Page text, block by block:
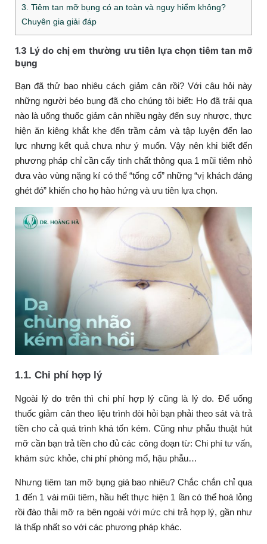
3. Tiêm tan mỡ bụng có an toàn và nguy hiểm không?
Chuyên gia giải đáp
1.3 Lý do chị em thường ưu tiên lựa chọn tiêm tan mỡ
bụng
Bạn đã thử bao nhiêu cách giảm cân rồi? Với câu hỏi này
những người béo bụng đã cho chúng tôi biết: Họ đã trải qua
nào là uống thuốc giảm cân nhiều ngày đến suy nhược, thực
hiện ăn kiêng khắt khe đến trầm cảm và tập luyện đến lao
lực nhưng kết quả chưa như ý muốn. Vậy nên khi biết đến
phương pháp chỉ cần cấy tinh chất thông qua 1 mũi tiêm nhỏ
đưa vào vùng nặng kí có thể “tống cổ” những “vị khách đáng
ghét đó” khiến cho họ hào hứng và ưu tiên lựa chọn.
1.1. Chi phí hợp lý
Ngoài lý do trên thì chi phí hợp lý cũng là lý do. Để uống
thuốc giảm cân theo liệu trình đòi hỏi bạn phải theo sát và trả
tiền cho cả quá trình khá tốn kém. Cũng như phẫu thuật hút
mỡ cần bạn trả tiền cho đủ các công đoạn từ: Chi phí tư vấn,
khám sức khỏe, chi phí phòng mổ, hậu phẫu…
Nhưng tiêm tan mỡ bụng giá bao nhiêu? Chắc chắn chỉ qua
1 đến 1 vài mũi tiêm, hầu hết thực hiện 1 lần có thể hoá lỏng
rồi đào thải mỡ ra bên ngoài với mức chi trả hợp lý, gần như
là thấp nhất so với các phương pháp khác.